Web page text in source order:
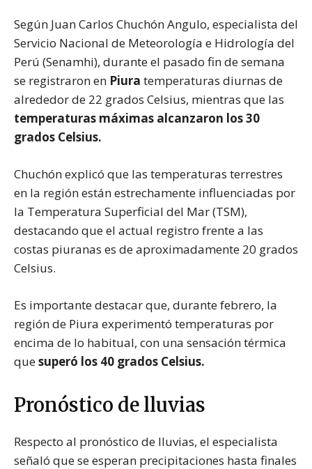
Según Juan Carlos Chuchón Angulo, especialista del
Servicio Nacional de Meteorología e Hidrología del
Perú (Senamhi), durante el pasado fin de semana
se registraron en Piura temperaturas diurnas de
alrededor de 22 grados Celsius, mientras que las
temperaturas máximas alcanzaron los 30
grados Celsius.
Chuchón explicó que las temperaturas terrestres
en la región están estrechamente influenciadas por
la Temperatura Superficial del Mar (TSM),
destacando que el actual registro frente a las
costas piuranas es de aproximadamente 20 grados
Celsius.
Es importante destacar que, durante febrero, la
región de Piura experimentó temperaturas por
encima de lo habitual, con una sensación térmica
quesuperó los 40 grados Celsius.
Pronóstico de lluvias
Respecto al pronóstico de lluvias, el especialista
señaló que se esperan precipitaciones hasta finales